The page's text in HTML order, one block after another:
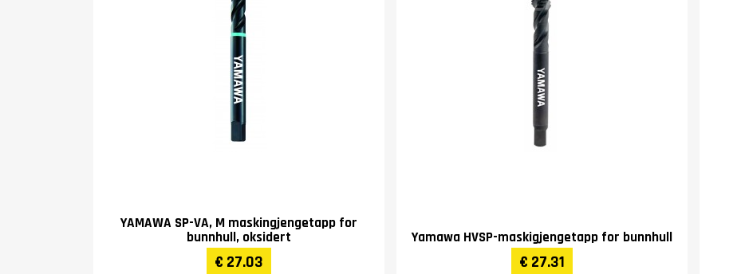
YAMAWA SP-VA, M maskingjengetapp for
bunnhull, oksidert
€ 27.03
Yamawa HVSP-maskigjengetapp for bunnhull
€ 27.31